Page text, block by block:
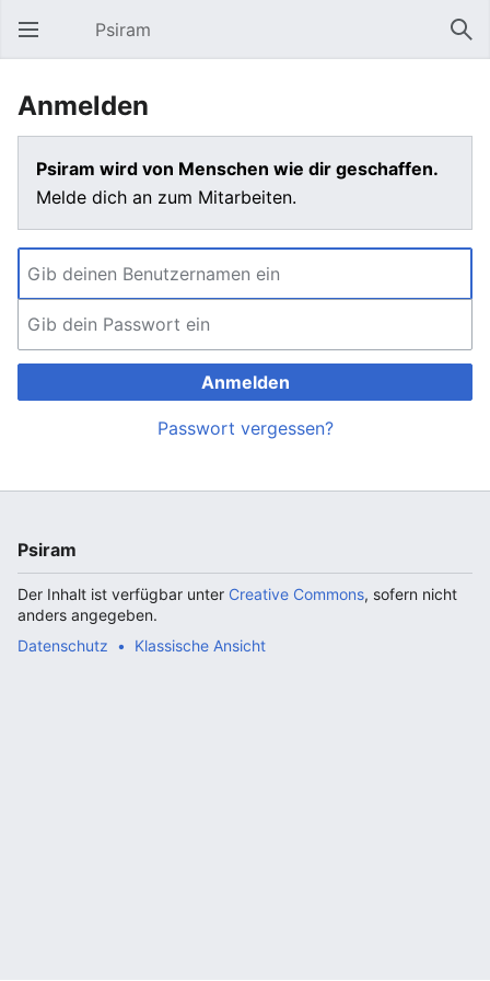
Hauptmenü öffnen Psiram
Anmelden
Psiram wird von Menschen wie dir geschaffen.
Melde dich an zum Mitarbeiten.
Anmelden
Passwort vergessen?
Psiram
Der Inhalt ist verfügbar unter Creative Commons, sofern nicht
anders angegeben.
Datenschutz
Klassische Ansicht